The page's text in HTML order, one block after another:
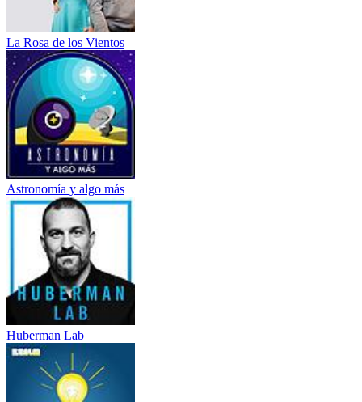
La Rosa de los Vientos
Astronomía y algo más
Huberman Lab